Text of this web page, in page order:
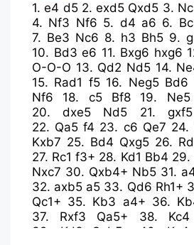
1.e4 d5 2. exd5 Qxd5 3.
4. Nf3 Nf6 5. d4 a6 6.
7. Be3 Nc6 8. h3 Bh5 9.
10. Bd3 e6 11. Bxg6 hxg6
O-O-O 13. Qd2 Nd5 14.
15. Rad1 f5 16. Neg5 Bd6
Nf6
18. c5 Bf8 19. Ne5
20.dxe5 Nd5 21. gxf5
22. Qa5 f4 23. c6 Qe7 24.
Kxb7 25. Bd4 Qxg5 26.
27. Rc1 f3+ 28. Kd1 Bb4 29.
Nxc7 30. Qxb4+ Nb5 31.
32. axb5 a5 33. Qd6 Rh1+
Qc1+ 35. Kb3 a4+ 36.
37. Rxf3 Qa5+ 38. Kc4
39. Kd3 Qxb5+ 40. Ke4